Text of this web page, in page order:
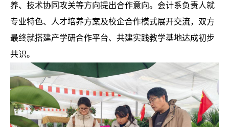
养、技术协同攻关等方向提出合作意向。会计系负责人就
专业特色、人才培养方案及校企合作模式展开交流，双方
最终就搭建产学研合作平台、共建实践教学基地达成初步
共识。